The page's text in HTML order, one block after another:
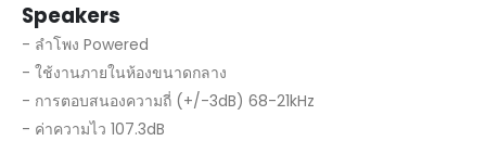
Speakers
- ลำโพง Powered
- ใช้งานภายในห้องขนาดกลาง
- การตอบสนองความถี่ (+/-3dB) 68-21kHz
- ค่าความไว 107.3dB